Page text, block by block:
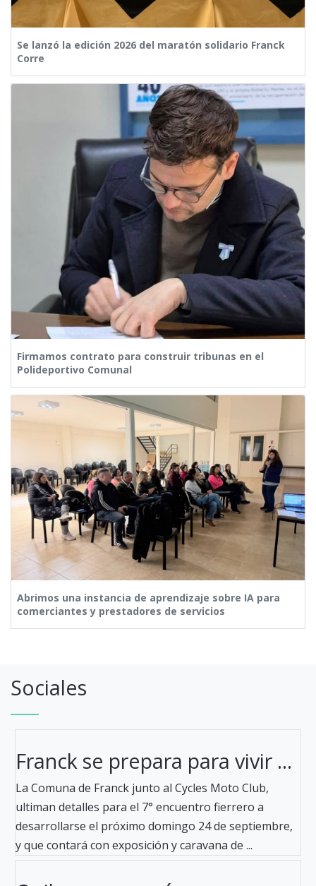
Se lanzó la edición 2026 del maratón solidario Franck
Corre
Firmamos contrato para construir tribunas en el
Polideportivo Comunal
Abrimos una instancia de aprendizaje sobre IA para
comerciantes y prestadores de servicios
Sociales
Franck se prepara para vivir ...
La Comuna de Franck junto al Cycles Moto Club,
ultiman detalles para el 7° encuentro fierrero a
desarrollarse el próximo domingo 24 de septiembre,
y que contará con exposición y caravana de ...